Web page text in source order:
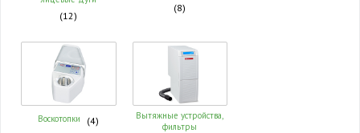
(12)
(8)
Воскотопки (4)
Вытяжные устройства,
фильтры